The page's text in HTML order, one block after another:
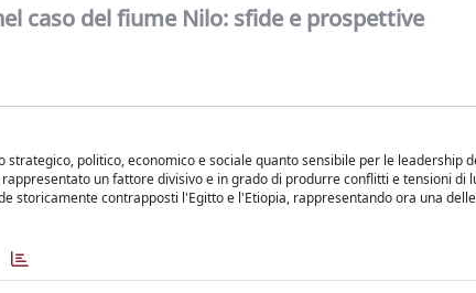
caso del fiume Nilo: sfide e prospettive
strategico, politico, economico e sociale quanto sensibile per le leadership
un fattore divisivo e in grado di produrre conflitti e tensioni di
storicamente contrapposti l'Egitto e l'Etiopia, rappresentando ora una